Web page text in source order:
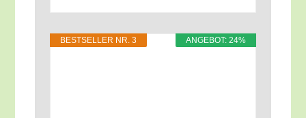
ANGE­BOT: 24%
BEST­SEL­LER NR. 3